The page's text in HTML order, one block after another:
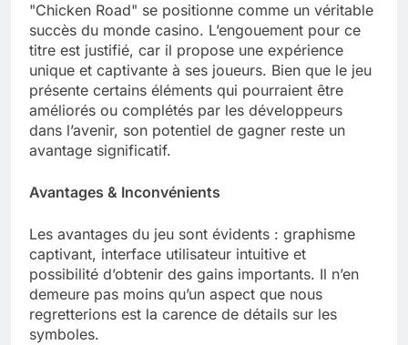
"Chicken Road" se positionne comme un véritable
succès du monde casino. L’engouement pour ce
titre est justifié, car il propose une expérience
unique et captivante à ses joueurs. Bien que le jeu
présente certains éléments qui pourraient être
améliorés ou complétés par les développeurs
dans l’avenir, son potentiel de gagner reste un
avantage significatif.
Avantages & Inconvénients
Les avantages du jeu sont évidents : graphisme
captivant, interface utilisateur intuitive et
possibilité d’obtenir des gains importants. Il n’en
demeure pas moins qu’un aspect que nous
regretterions est la carence de détails sur les
symboles.